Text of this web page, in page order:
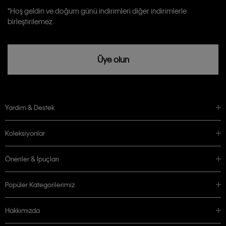
Calvin Klein tarafından kişisel verilerimin yurtdışına aktarılmasına açık
rızam vardır
*Hoş geldin ve doğum günü indirimleri diğer indirimlerle
birleştirilemez.
Üye olun
Yardım & Destek
Koleksiyonlar
Öneriler & İpuçları
Popüler Kategorilerimiz
Hakkımızda